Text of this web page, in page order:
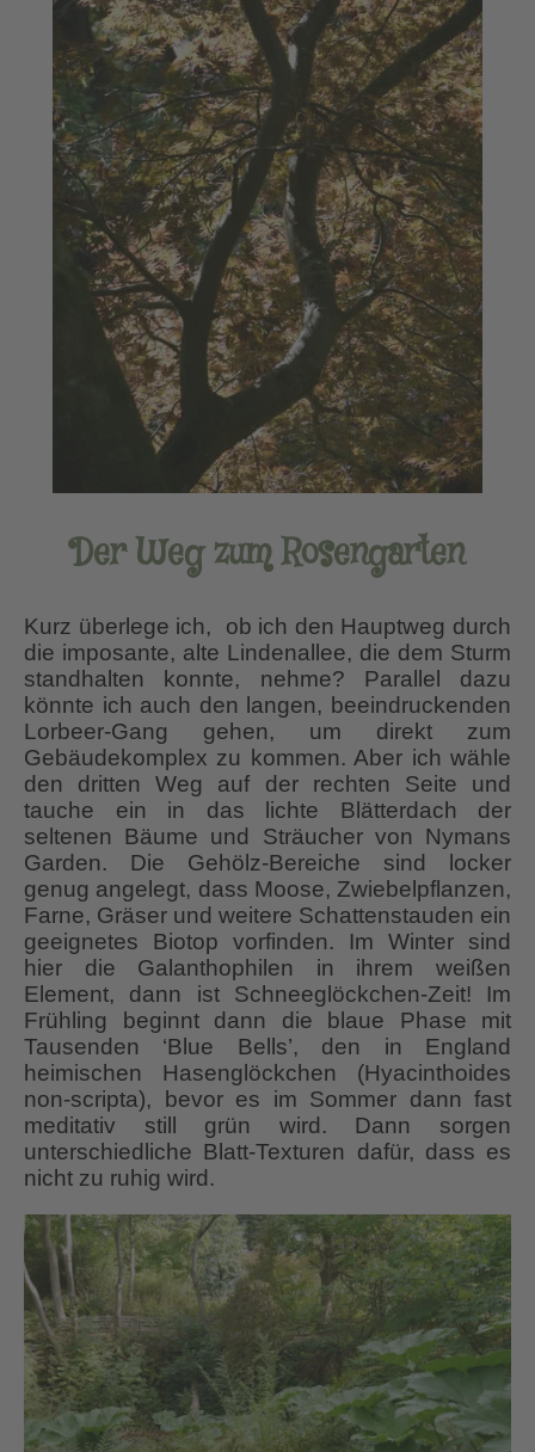
Der Weg zum Rosengarten
Kurz überlege ich, ob ich den Hauptweg durch
die imposante, alte Lindenallee, die dem Sturm
standhalten konnte, nehme? Parallel dazu
könnte ich auch den langen, beeindruckenden
Lorbeer-Gang gehen, um direkt zum
Gebäudekomplex zu kommen. Aber ich wähle
den dritten Weg auf der rechten Seite und
tauche ein in das lichte Blätterdach der
seltenen Bäume und Sträucher von Nymans
Garden. Die Gehölz-Bereiche sind locker
genug angelegt, dass Moose, Zwiebelpflanzen,
Farne, Gräser und weitere Schattenstauden ein
geeignetes Biotop
vorfinden. Im Winter sind
hier die Galanthophilen in ihrem weißen
Element, dann ist Schneeglöckchen-Zeit! Im
Frühling beginnt dann die blaue Phase mit
Tausenden ‘Blue Bells’, den in England
heimischen Hasenglöckchen (Hyacinthoides
non-scripta), bevor es im Sommer dann fast
meditativ still grün wird. Dann sorgen
unterschiedliche Blatt-Texturen dafür, dass es
nicht zu ruhig wird.